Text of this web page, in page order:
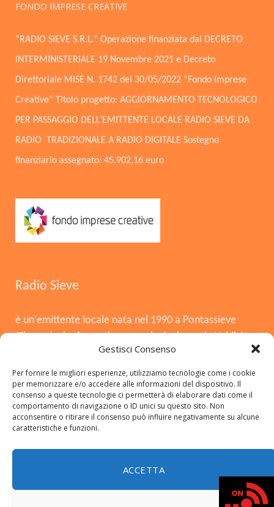
Gestisci Consenso
Per fornire le migliori esperienze, utilizziamo tecnologie come i cookie
per memorizzare e/o accedere alle informazioni del dispositivo. Il
consenso a queste tecnologie ci permetterà di elaborare dati come il
comportamento di navigazione o ID unici su questo sito. Non
acconsentire o ritirare il consenso può influire negativamente su alcune
caratteristiche e funzioni.
ACCETTA
FONDO IMPRESE CREATIVE
“RADIO SIEVE S.R.L.” Operazione finanziata dal DECRETO
INTERMINISTERIALE 19 Novembre 2021 e Decreto
Direttoriale MISE N. 1742 del 30/05/2022 “Fondo Imprese
Creative” Titolo progetto: AGGIORNAMENTO TECNOLOGICO
PER PASSAGGIO DELL’EMITTENTE LOCALE RADIO SIEVE DA
RADIO TRADIZIONALE A RADIO DIGITALE Sostegno
finanziario assegnato: 45.902,16 euro
Radio Sieve
è un'emittente locale nata nel 1990 a Pontassieve
e il Mugello. Dopo la chiusura nel 2008, è tornata in
onda il 3 agosto 2015, offrendo musica, notizie locali,
cronaca e approfondimenti. Si distingue per essere
una radio del territorio, con una forte presenza in FM,
DAB+ e sui social.
Copyright © 2026 radiosieve.it